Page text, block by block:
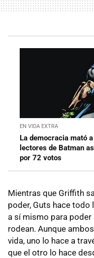
EN VIDA EXTRA
La democracia mató
lectores de Batman
por 72 votos
Mientras que Griffith
poder, Guts hace
a sí mismo para
rodean. Aunque
vida, uno lo hace a
que el otro lo hace